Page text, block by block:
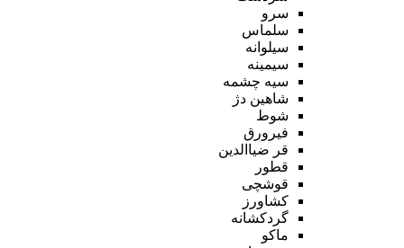
سرو
سلماس
سیلوانه
سیمینه
سیه چشمه
شاهین دژ
شوط
فیرورق
قر ضیاالدین
قطور
قوشچی
کشاورز
گردکشانه
ماکو